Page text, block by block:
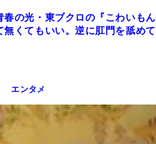
春の光・東ブクロの『こわいもん
くてもいい。逆に肛門を舐めて
エンタメ